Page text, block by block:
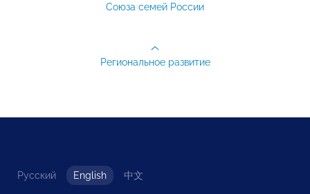
Союза семей России
Региональное развитие
Русский English 中文